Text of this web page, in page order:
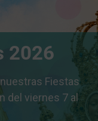
2026
Fiestas
del viernes 7 al